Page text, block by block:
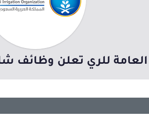
للري تعلن وظائف